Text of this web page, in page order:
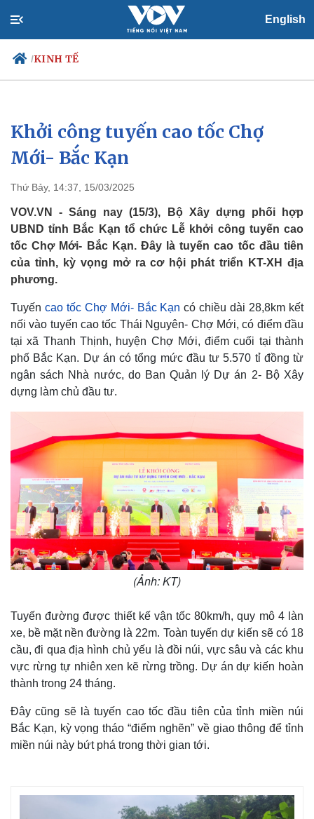
English
/KINH TẾ
Chính trị
Đảng
Tổ chức nhân sự
Nhận diện sự thật
Xã hội
Việc làm
Biển đảo
Khởi công tuyến cao tốc Chợ
Mới- Bắc Kạn
Thứ Bảy, 14:37, 15/03/2025
VOV.VN - Sáng nay (15/3), Bộ Xây dựng phối hợp
UBND tỉnh Bắc Kạn tổ chức Lễ khởi công tuyến cao
tốc Chợ Mới- Bắc Kạn. Đây là tuyến cao tốc đầu tiên
của tỉnh, kỳ vọng mở ra cơ hội phát triển KT-XH địa
phương.
Tuyến cao tốc Chợ Mới- Bắc Kạn có chiều dài 28,8km kết
nối vào tuyến cao tốc Thái Nguyên- Chợ Mới, có điểm đầu
tại xã Thanh Thịnh, huyện Chợ Mới, điểm cuối tại thành
phố Bắc Kạn. Dự án có tổng mức đầu tư 5.570 tỉ đồng từ
ngân sách Nhà nước, do Ban Quản lý Dự án 2- Bộ Xây
dựng làm chủ đầu tư.
(Ảnh: KT)
Tuyến đường được thiết kế vận tốc 80km/h, quy mô 4 làn
xe, bề mặt nền đường là 22m. Toàn tuyến dự kiến sẽ có 18
cầu, đi qua địa hình chủ yếu là đồi núi, vực sâu và các khu
vực rừng tự nhiên xen kẽ rừng trồng. Dự án dự kiến hoàn
thành trong 24 tháng.
Đây cũng sẽ là tuyến cao tốc đầu tiên của tỉnh miền núi
Bắc Kạn, kỳ vọng tháo “điểm nghẽn” về giao thông để tỉnh
miền núi này bứt phá trong thời gian tới.